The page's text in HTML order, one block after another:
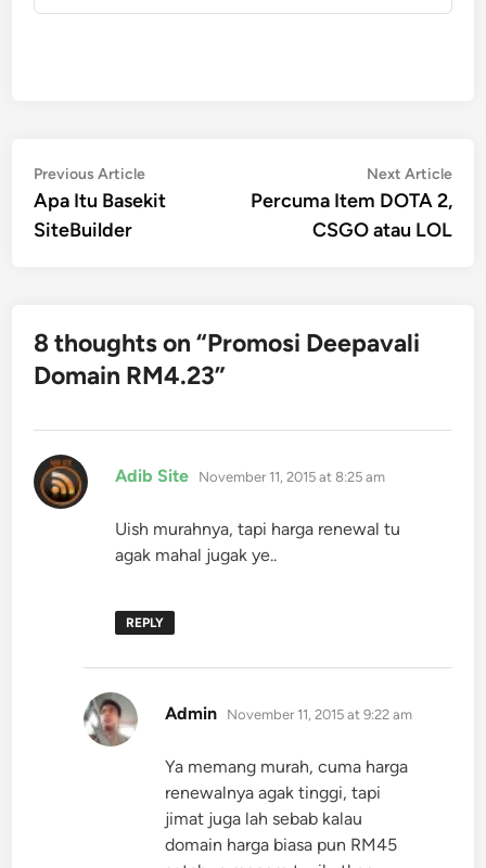
Post
navigation
Previous ArticlePrevious
article:
Apa Itu Basekit
SiteBuilder
Next Article
Percuma Item DOTA 2,
CSGO atau LOL
8 thoughts on “Promosi Deepavali
Domain RM4.23”
Adib Site says:
November 11, 2015 at 8:25 am
Uish murahnya, tapi harga renewal tu
agak mahal jugak ye..
REPLY
Admin says:
November 11, 2015 at 9:22 am
Ya memang murah, cuma harga
renewalnya agak tinggi, tapi
jimat juga lah sebab kalau
domain harga biasa pun RM45